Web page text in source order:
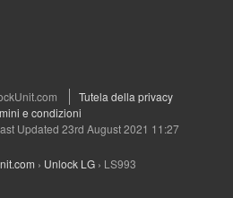
Tutela della privacy
e condizioni
Updated 23rd August 2021 11:27
› Unlock LG › LS993